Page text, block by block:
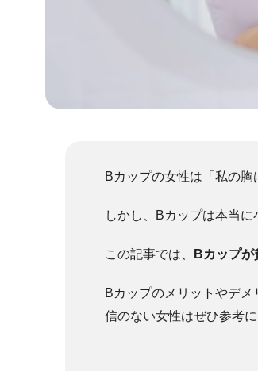
Bカップの女性は「私の胸
しかし、Bカップは本当
この記事では、 Bカップ
Bカップのメリットやデ
信のない女性はぜひ参考に